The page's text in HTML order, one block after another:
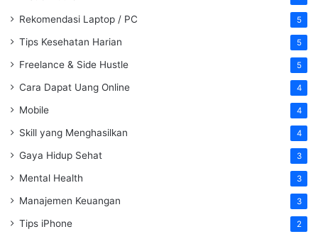
Rekomendasi Laptop / PC 5
Tips Kesehatan Harian 5
Freelance & Side Hustle 5
Cara Dapat Uang Online 4
Mobile 4
Skill yang Menghasilkan 4
Gaya Hidup Sehat 3
Mental Health 3
Manajemen Keuangan 3
Tips iPhone 2